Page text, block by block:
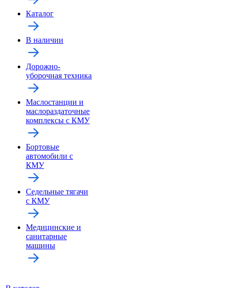
Каталог
В наличии
Дорожно-
уборочная техника
Маслостанции и
маслораздаточные
комплексы с КМУ
Бортовые
автомобили с
КМУ
Седельные тягачи
с КМУ
Медицинские и
санитарные
машины